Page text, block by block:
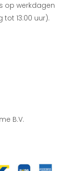
op werkdagen
13:00 uur).
B.V.